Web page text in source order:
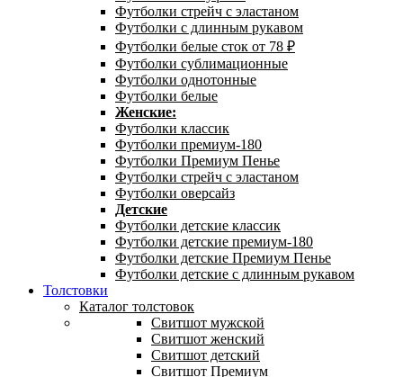
Футболки стрейч с эластаном
Футболки с длинным рукавом
Футболки белые сток от 78 ₽
Футболки сублимационные
Футболки однотонные
Футболки белые
Женские:
Футболки классик
Футболки премиум-180
Футболки Премиум Пенье
Футболки стрейч с эластаном
Футболки оверсайз
Детские
Футболки детские классик
Футболки детские премиум-180
Футболки детские Премиум Пенье
Футболки детские с длинным рукавом
Толстовки
Каталог толстовок
Свитшот мужской
Свитшот женский
Свитшот детский
Свитшот Премиум